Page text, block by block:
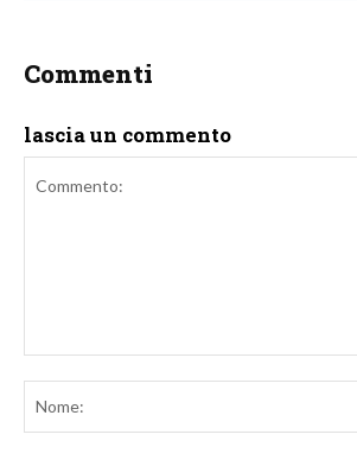
Commenti
lascia un commento